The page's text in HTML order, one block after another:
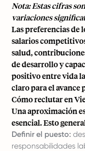
Nota: Estas cifras
variaciones
Las preferencias de
salarios
salud,
de desarrollo y
positivo entre vida
claro para el avance
Cómo reclutar en
Una aproximación
esencial. Esto
Definir el puesto:
responsabilidades